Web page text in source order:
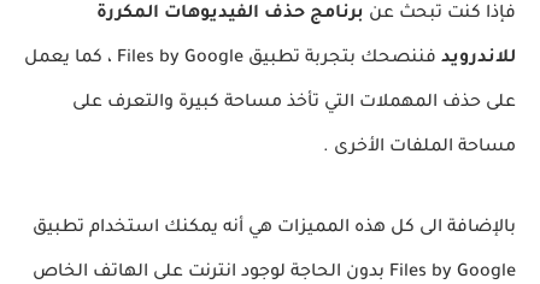
فإذا كنت تبحث عن برنامج حذف الفيديوهات المكررة
للاندرويد فننصحك بتجربة تطبيق Files by Google ، كما يعمل
على حذف المهملات التي تأخذ مساحة كبيرة والتعرف على
مساحة الملفات الأخرى .
بالإضافة الى كل هذه المميزات هي أنه يمكنك استخدام تطبيق
Files by Google بدون الحاجة لوجود انترنت على الهاتف الخاص